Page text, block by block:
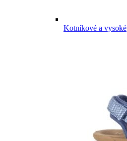
Kotníkové a vysoké